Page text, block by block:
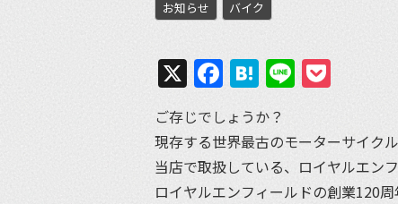
お知らせ バイク
X Facebook
Hatena
Line
ご存じでしょうか？
現存する世界最古のモーターサイクル
当店で取扱している、ロイヤルエン
ロイヤルエンフィールドの創業120